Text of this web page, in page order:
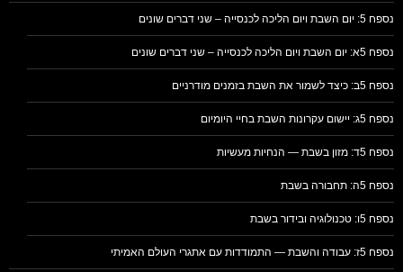
נספח 5: יום השבת ויום הליכה לכנסייה – שני דברים שונים
נספח 5א: יום השבת ויום הליכה לכנסייה – שני דברים שונים
נספח 5ב: כיצד לשמור את השבת בזמנים מודרניים
נספח 5ג: יישום עקרונות השבת בחיי היומיום
נספח 5ד: מזון בשבת — הנחיות מעשיות
נספח 5ה: תחבורה בשבת
נספח 5ו: טכנולוגיה ובידור בשבת
נספח 5ז: עבודה והשבת — התמודדות עם אתגרי העולם האמיתי